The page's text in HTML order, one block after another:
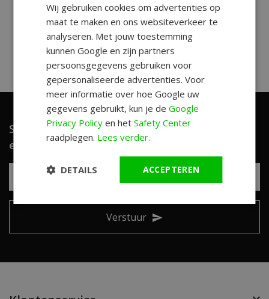
Schrijf je in en ontvang unieke aanbiedingen
en leuke tips!
Verstuur
Wij gebruiken cookies om advertenties op
maat te maken en ons websiteverkeer te
analyseren. Met jouw toestemming
kunnen Google en zijn partners
persoonsgegevens gebruiken voor
gepersonaliseerde advertenties. Voor
meer informatie over hoe Google uw
gegevens gebruikt, kun je deGoogle
Privacy Policy en hetSafety Center
raadplegen. Lees verder.
ACCEPTEREN
DETAILS